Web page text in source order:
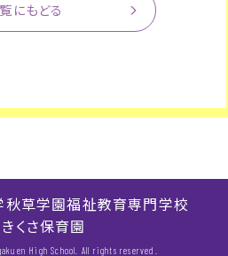
にもどる
秋草学園福祉教育専門学校
くさ保育園
High School. All rights reserved.